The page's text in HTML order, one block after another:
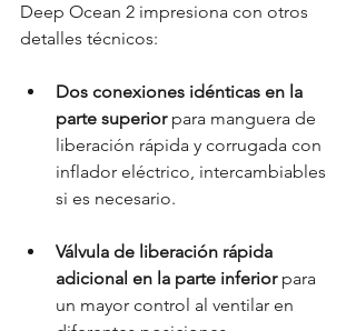
Deep Ocean 2 impresiona con otros
detalles técnicos:
Dos conexiones idénticas en la
parte superior para manguera de
liberación rápida y corrugada con
inflador eléctrico, intercambiables
si es necesario.
Válvula de liberación rápida
adicional en la parte inferior para
un mayor control al ventilar en